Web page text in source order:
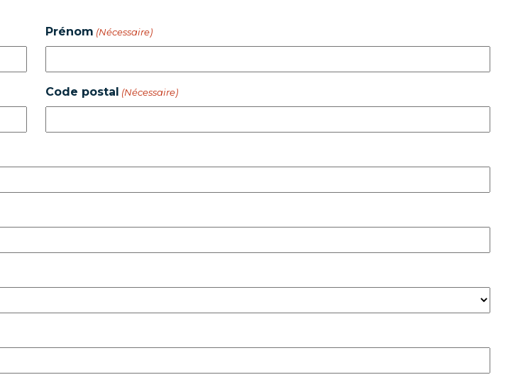
Prénom (Nécessaire)
Code postal (Nécessaire)